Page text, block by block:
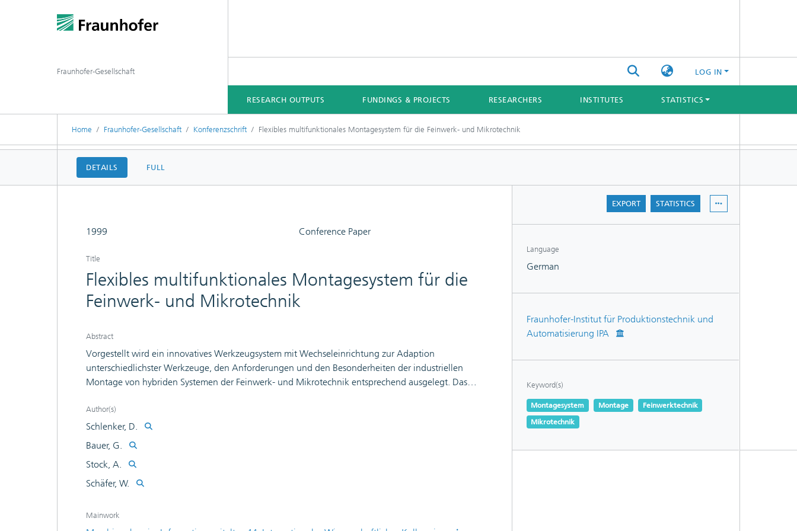
LOG IN
RESEARCH OUTPUTS FUNDINGS & PROJECTS RESEARCHERS INSTITUTES STATISTICS
Fraunhofer-Gesellschaft
Home Fraunhofer-Gesellschaft Konferenzschrift Flexibles multifunktionales Montagesystem für die Feinwerk- und Mikrotechnik
DETAILS FULL
EXPORT STATISTICS
1999 Conference Paper
Title
Flexibles multifunktionales Montagesystem für die
Feinwerk- und Mikrotechnik
Abstract
Vorgestellt wird ein innovatives Werkzeugsystem mit Wechseleinrichtung zur Adaption
unterschiedlichster Werkzeuge, den Anforderungen und den Besonderheiten der industriellen
Montage von hybriden Systemen der Feinwerk- und Mikrotechnik entsprechend ausgelegt. Das
Montageapplikationen sowie der kompakten Bauweise aus. Es erfüllt damit insbesondere die für
eine wirtschaftliche Montage von kleinen und mittleren Stückzahlen an die Gerätetechnik
gestellten Bedingungen. Interessant ist das System daher vorwiegend für kleine und
mittelständische Unternehmen, deren vorkommende Stückzahlen typischerweise in diesem
Größenbereich liegen. Der Nachweis der Funktionstüchtigkeit des Werkzeugsystems konnte am
IPA anhand eines ersten realisierten Funktionsmusters erbracht werden.
Author(s)
Schlenker, D.
Bauer, G.
Stock, A.
Schäfer, W.
Mainwork
Language
German
Fraunhofer-Institut für Produktionstechnik und
Automatisierung IPA
Keyword(s)
Montagesystem Montage
Feinwerktechnik
Mikrotechnik